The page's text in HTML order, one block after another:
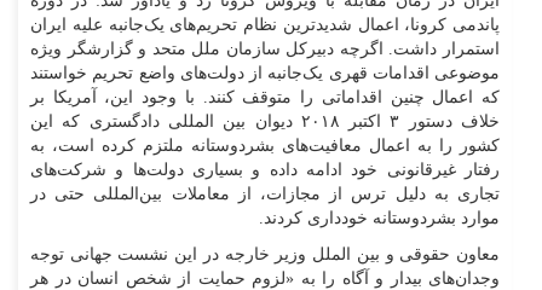
پاندمی کرونا، اعمال شدیدترین نظام تحریم‌های یک‌جانبه علیه ایران
استمرار داشت. اگرچه دبیرکل سازمان ملل متحد و گزارشگر ویژه
موضوعی اقدامات قهری یک‌جانبه از دولت‌های واضع تحریم خواستند
که اعمال چنین اقداماتی را متوقف کنند. با وجود این، آمریکا بر
خلاف دستور ۳ اکتبر ۲۰۱۸ دیوان بین المللی دادگستری که این
کشور را به اعمال معافیت‌های بشردوستانه ملتزم کرده است، به
رفتار غیرقانونی خود ادامه داده و بسیاری دولت‌ها و شرکت‌های
تجاری به دلیل ترس از مجازات، از معاملات بین‌المللی حتی در
موارد بشردوستانه خودداری کردند.
معاون حقوقی و بین الملل وزیر خارجه در این نشست جهانی توجه
وجدان‌های بیدار و آگاه را به «لزوم حمایت از شخص انسان در هر